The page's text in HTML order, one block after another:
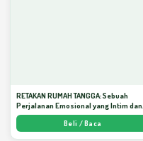
RETAKAN RUMAH TANGGA: Sebuah
Perjalanan Emosional yang Intim dan
Mendalam - Arda Dinata
Beli / Baca